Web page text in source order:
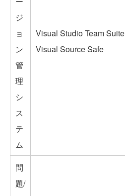
ジ
ョ
ン
管
理
シ
ス
テ
ム
Visual Studio Team Suite
Visual Source Safe
問
題/